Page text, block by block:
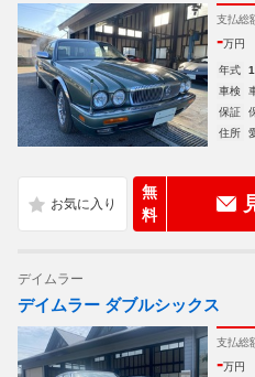
支払総
-万円
年式
車検
保証
住所
無
料
デイムラー
デイムラー ダブルシックス
支払総
-万円